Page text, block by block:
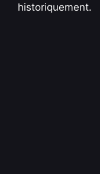
historiquement.